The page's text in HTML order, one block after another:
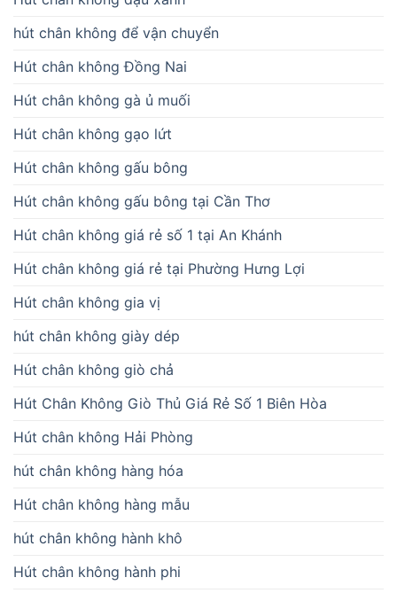
hút chân không để vận chuyển
Hút chân không Đồng Nai
Hút chân không gà ủ muối
Hút chân không gạo lứt
Hút chân không gấu bông
Hút chân không gấu bông tại Cần Thơ
Hút chân không giá rẻ số 1 tại An Khánh
Hút chân không giá rẻ tại Phường Hưng Lợi
Hút chân không gia vị
hút chân không giày dép
Hút chân không giò chả
Hút Chân Không Giò Thủ Giá Rẻ Số 1 Biên Hòa
Hút chân không Hải Phòng
hút chân không hàng hóa
Hút chân không hàng mẫu
hút chân không hành khô
Hút chân không hành phi